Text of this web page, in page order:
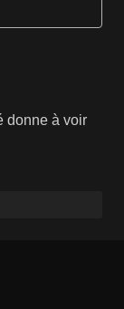
donne à voir